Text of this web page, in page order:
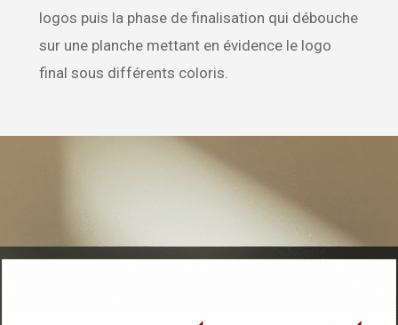
logos puis la phase de finalisation qui débouche
sur une planche mettant en évidence le logo
final sous différents coloris.